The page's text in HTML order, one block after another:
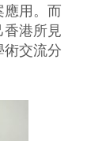
應用。而
香港所見
術交流分